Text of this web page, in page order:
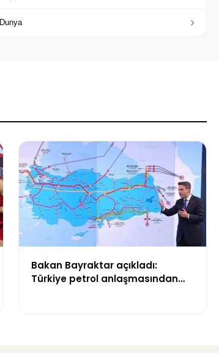
Dunya
Bakan Bayraktar açıkladı:
Türkiye petrol anlaşmasından